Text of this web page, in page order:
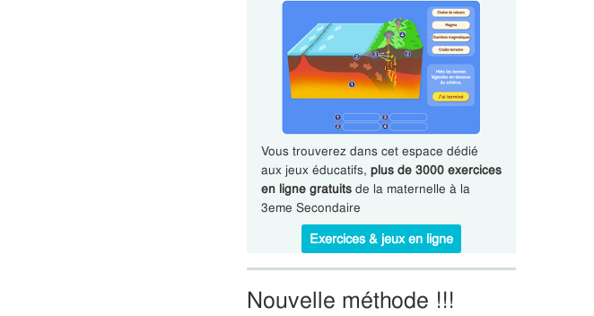
Vous trouverez dans cet espace dédié
aux jeux éducatifs, plus de 3000 exercices
en ligne gratuitsde la maternelle à la
3eme Secondaire
Exercices & jeux en ligne
Nouvelle méthode !!!